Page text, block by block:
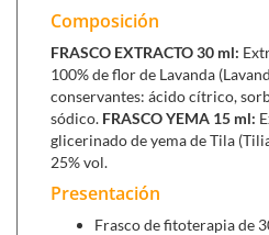
Composición
FRASCO EXTRACTO 30 ml:
100% de flor de Lavanda
conservantes: ácido cítrico,
sódico. FRASCO YEMA 15 ml:
glicerinado de yema de Tila
25% vol.
Presentación
Frasco de fitoterapia de